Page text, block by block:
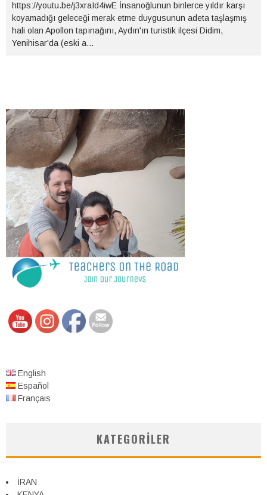
https://youtu.be/j3xraId4iwE İnsanoğlunun binlerce yıldır karşı
koyamadığı geleceği merak etme duygusunun adeta taşlaşmış
hali olan Apollon tapınağını, Aydın'ın turistik ilçesi Didim,
Yenihisar'da (eski a...
English
Español
Français
KATEGORILER
İRAN